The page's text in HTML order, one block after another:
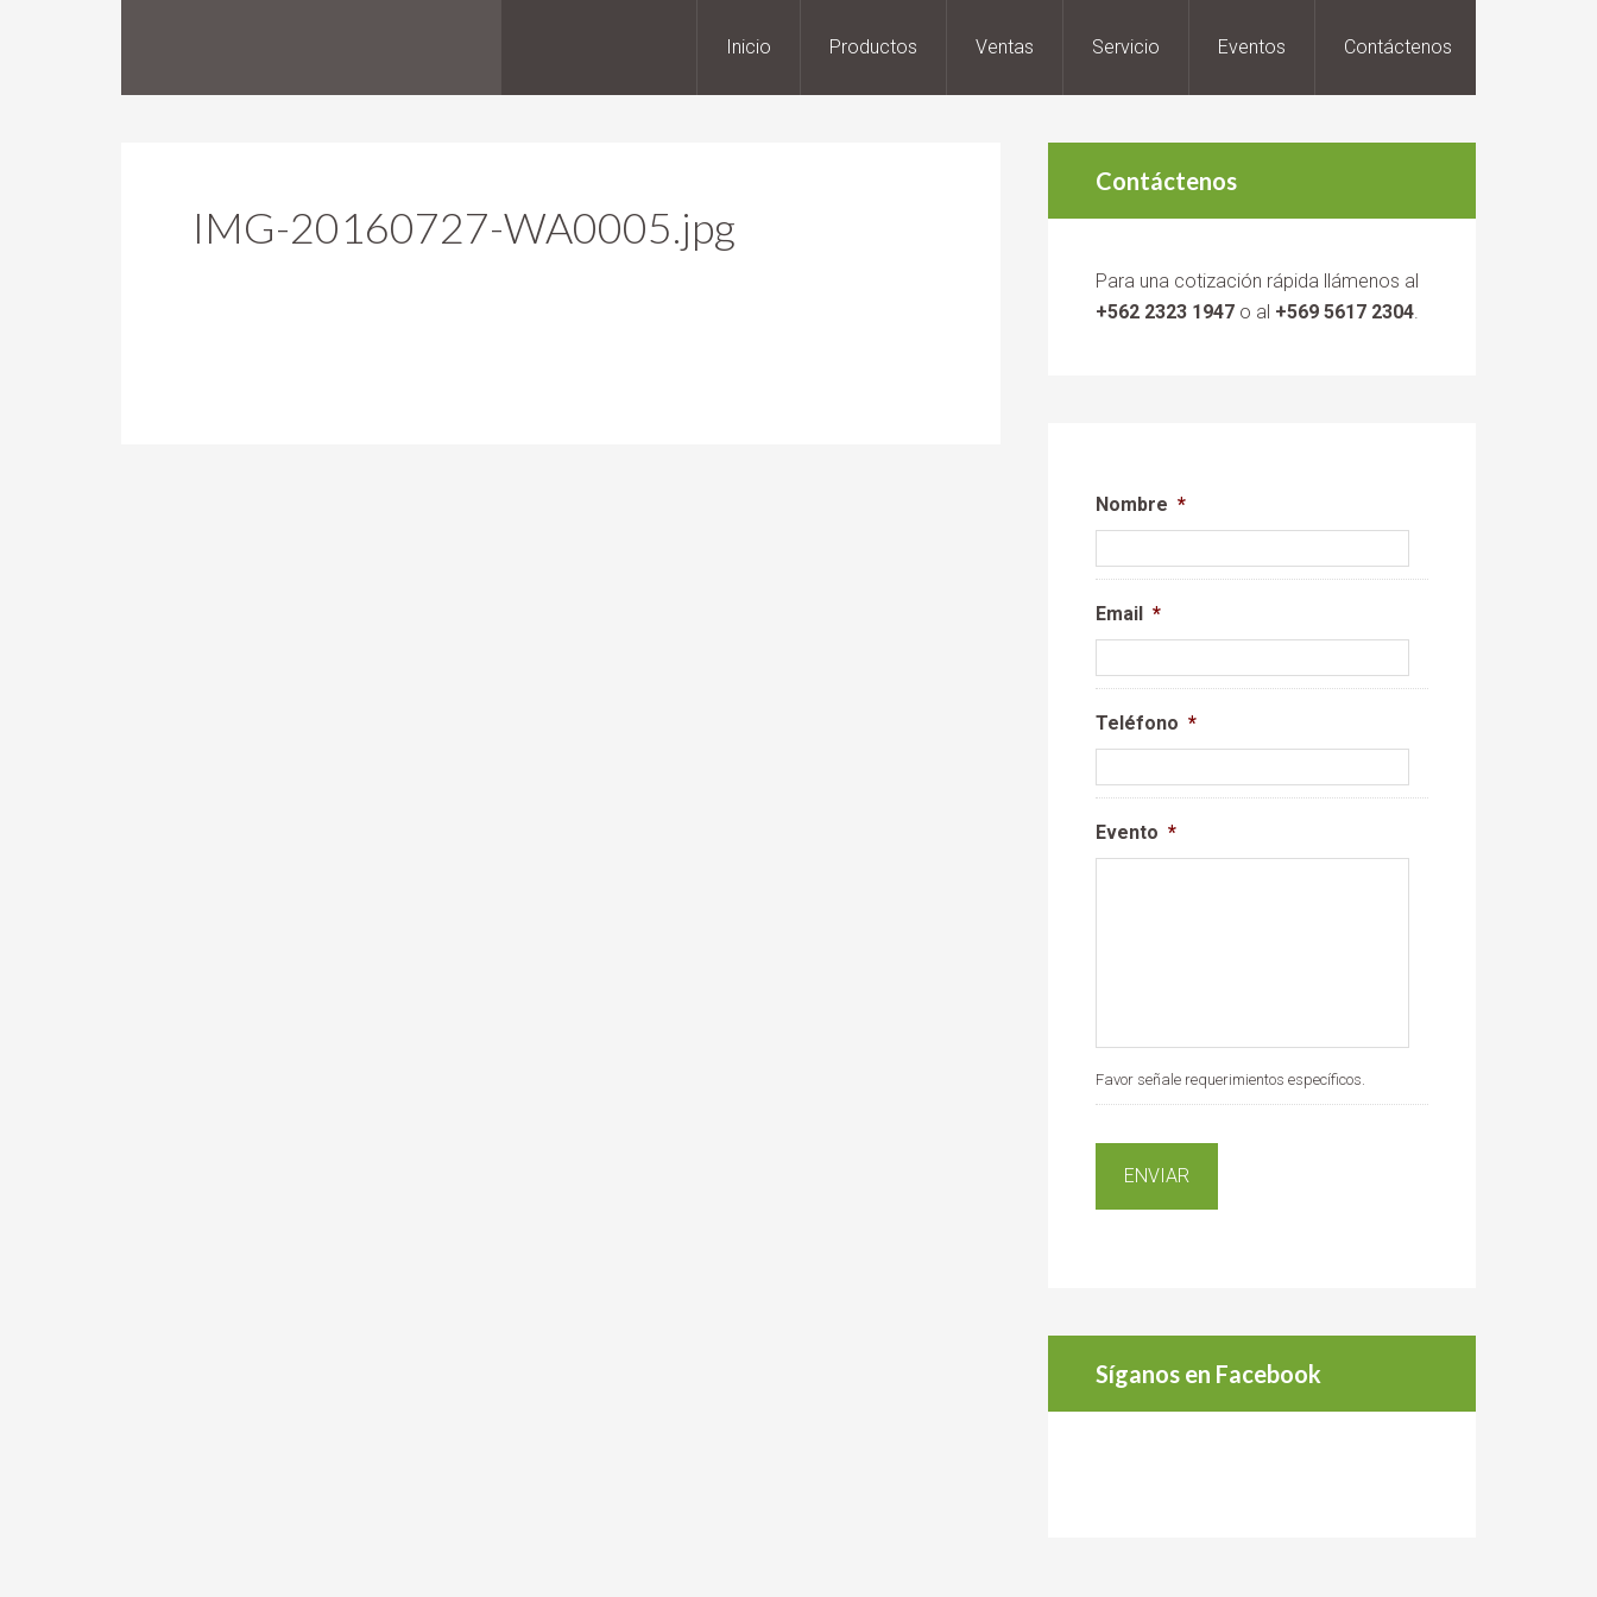
Inicio Productos Ventas Servicio Eventos Contáctenos
IMG-20160727-WA0005.jpg
Contáctenos
Para una cotización rápida llámenos al
+562 2323 1947 o al +569 5617 2304.
Nombre *
Email *
Teléfono *
Evento *
Favor señale requerimientos específicos.
Síganos en Facebook